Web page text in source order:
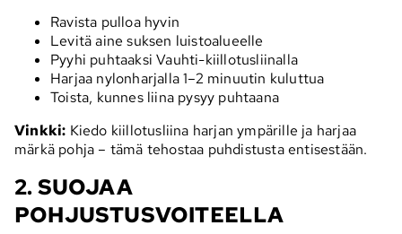
Ravista pulloa hyvin
Levitä aine suksen luistoalueelle
Pyyhi puhtaaksi Vauhti-kiillotusliinalla
Harjaa nylonharjalla 1–2 minuutin kuluttua
Toista, kunnes liina pysyy puhtaana
Vinkki: Kiedo kiillotusliina harjan ympärille ja harjaa
märkä pohja – tämä tehostaa puhdistusta entisestään.
2. SUOJAA
POHJUSTUSVOITEELLA